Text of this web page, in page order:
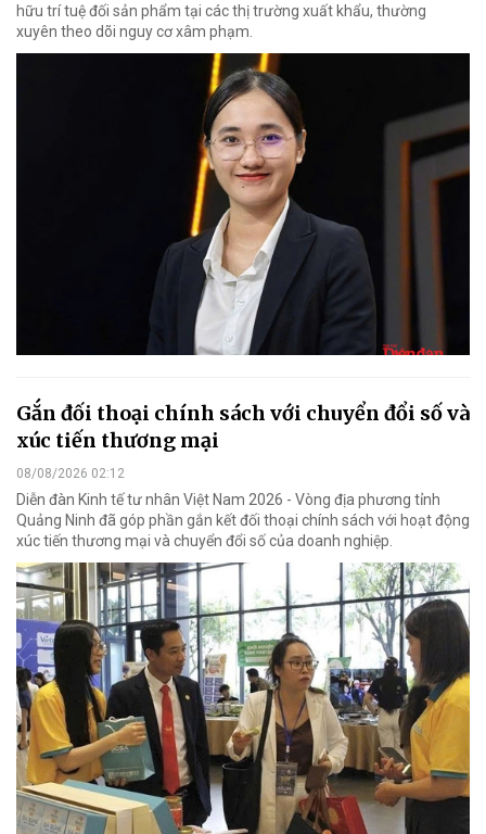
hữu trí tuệ đối sản phẩm tại các thị trường xuất khẩu, thường
xuyên theo dõi nguy cơ xâm phạm.
Gắn đối thoại chính sách với chuyển đổi số và
xúc tiến thương mại
08/08/2026 02:12
Diễn đàn Kinh tế tư nhân Việt Nam 2026 - Vòng địa phương tỉnh
Quảng Ninh đã góp phần gắn kết đối thoại chính sách với hoạt động
xúc tiến thương mại và chuyển đổi số của doanh nghiệp.